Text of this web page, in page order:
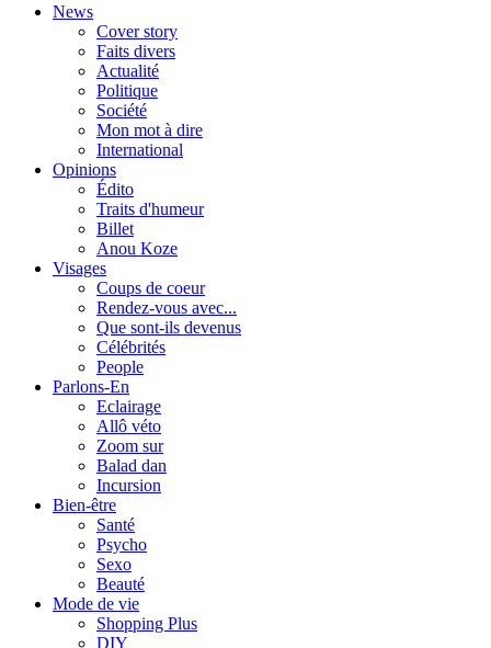
News
Cover story
Faits divers
Actualité
Politique
Société
Mon mot à dire
International
Opinions
Édito
Traits d'humeur
Billet
Anou Koze
Visages
Coups de coeur
Rendez-vous avec...
Que sont-ils devenus
Célébrités
People
Parlons-En
Eclairage
Allô véto
Zoom sur
Balad dan
Incursion
Bien-être
Santé
Psycho
Sexo
Beauté
Mode de vie
Shopping Plus
DIY